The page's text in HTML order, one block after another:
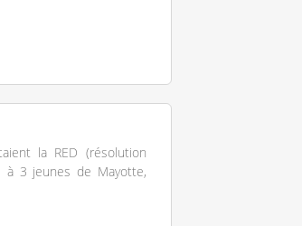
la RED (résolution
à 3 jeunes de Mayotte,